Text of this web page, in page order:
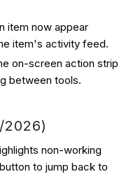
item now appear
item's activity feed.
on-screen action strip
between tools.
non-working
to jump back to